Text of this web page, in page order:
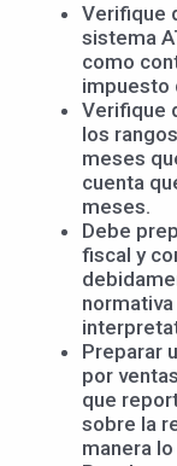
Verifique
sistema
como
impuesto
Verifique
los
meses
cuenta
meses.
Debe
fiscal y
Preparar
por
que
sobre la
manera